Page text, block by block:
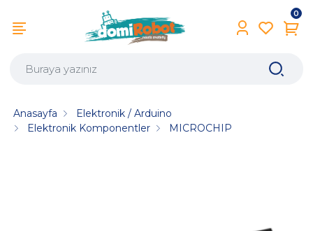
0
Anasayfa
Elektronik / Arduino
Elektronik Komponentler
MICROCHIP